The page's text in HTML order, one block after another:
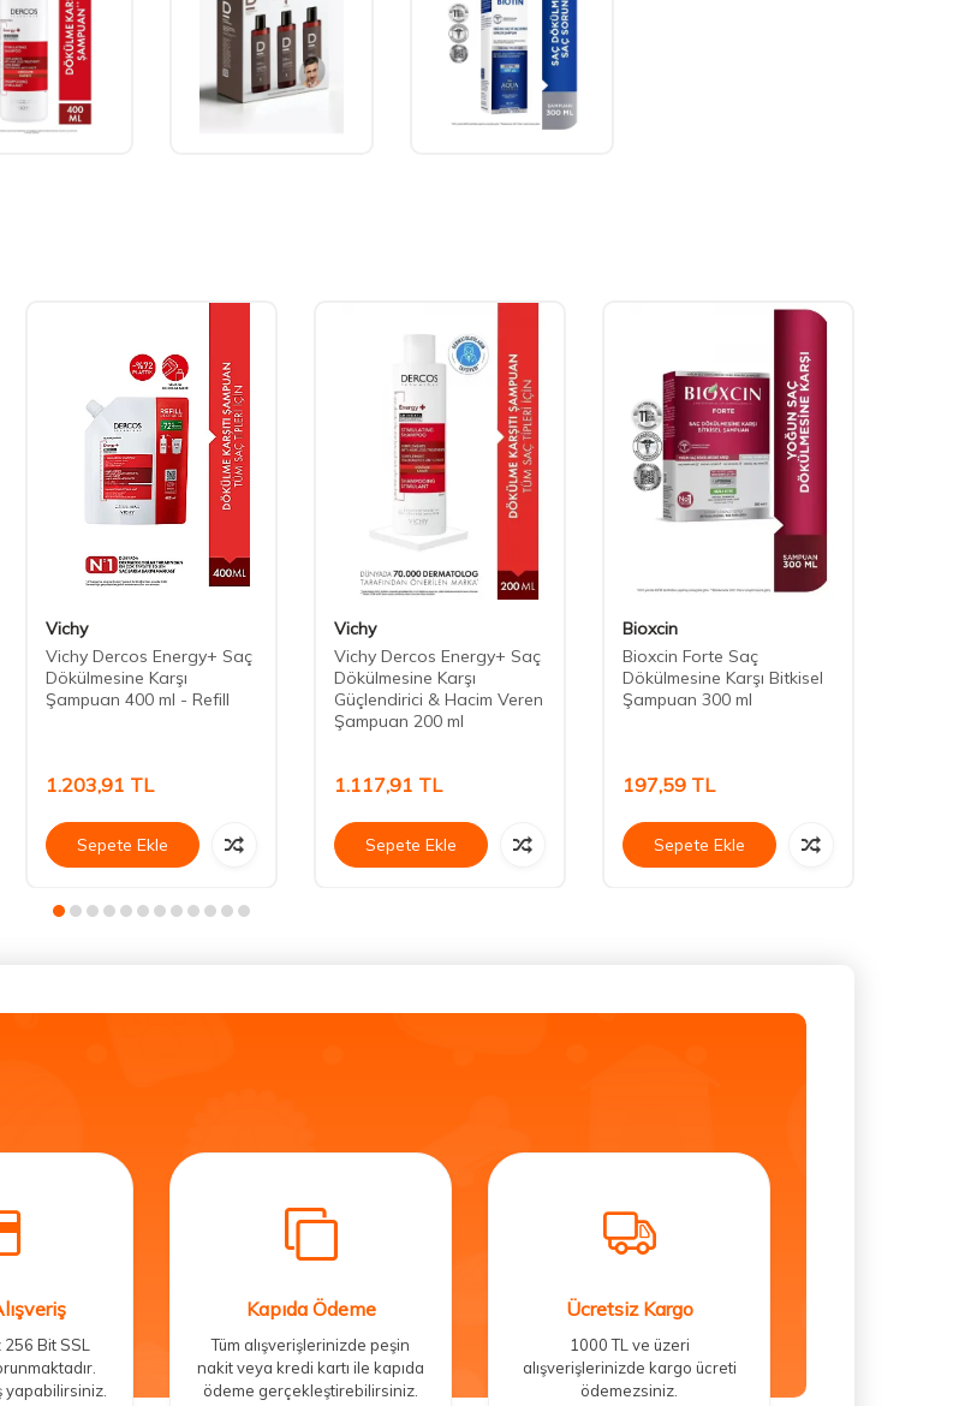
Vichy
Vichy Dercos Energy+ Saç
Dökülmesine Karşı
Şampuan 400 ml - Refill
1.203,91 TL
Sepete Ekle
Vichy
Vichy Dercos Energy+ Saç
Dökülmesine Karşı
Güçlendirici & Hacim Veren
Şampuan 200 ml
1.117,91 TL
Sepete Ekle
Bioxcin
Bioxcin Forte Saç
Dökülmesine Karşı Bitkisel
Şampuan 300 ml
197,59 TL
Sepete Ekle
Bit SSL
yapabilirsiniz.
Kapıda Ödeme
Tüm alışverişlerinizde peşin
nakit veya kredi kartı ile kapıda
ödeme gerçekleştirebilirsiniz.
Ücretsiz Kargo
1000 TL ve üzeri
alışverişlerinizde kargo ücreti
ödemezsiniz.